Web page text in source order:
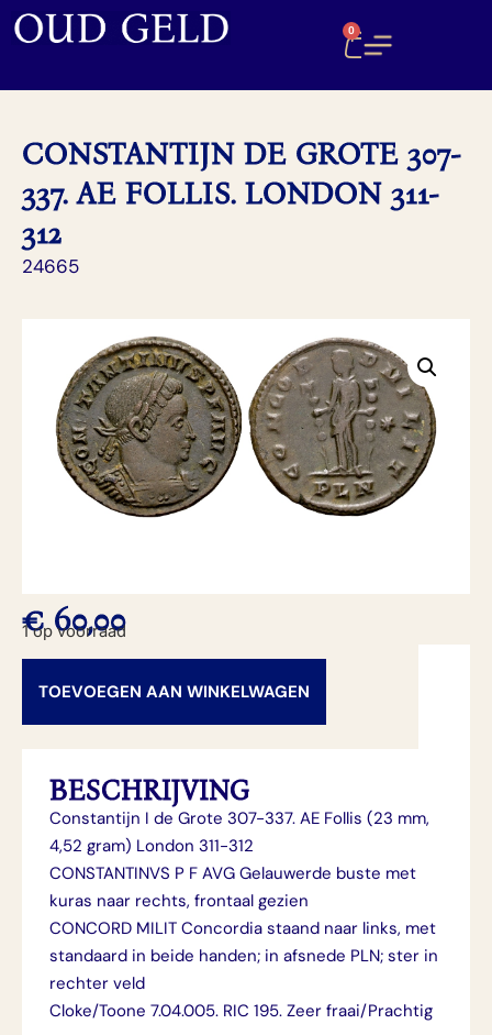
0
CONSTANTIJN DE GROTE 307-
337. AE FOLLIS. LONDON 311-
312
24665
€60,00
1 op voorraad
TOEVOEGEN AAN WINKELWAGEN
BESCHRIJVING
Constantijn I de Grote 307-337. AE Follis (23 mm,
4,52 gram) London 311-312
CONSTANTINVS P F AVG Gelauwerde buste met
kuras naar rechts, frontaal gezien
CONCORD MILIT Concordia staand naar links, met
standaard in beide handen; in afsnede PLN; ster in
rechter veld
Cloke/Toone 7.04.005. RIC 195. Zeer fraai/Prachtig